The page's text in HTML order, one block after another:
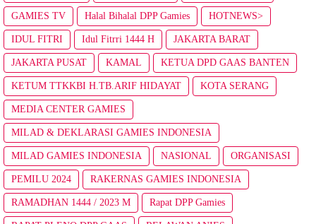
GAMIES TV Halal Bihalal DPP Gamies HOTNEWS>
IDUL FITRI Idul Fitrri 1444 H JAKARTA BARAT
JAKARTA PUSAT KAMAL KETUA DPD GAAS BANTEN
KETUM TTKKBI H.TB.ARIF HIDAYAT KOTA SERANG
MEDIA CENTER GAMIES
MILAD & DEKLARASI GAMIES INDONESIA
MILAD GAMIES INDONESIA NASIONAL ORGANISASI
PEMILU 2024 RAKERNAS GAMIES INDONESIA
RAMADHAN 1444 / 2023 M Rapat DPP Gamies